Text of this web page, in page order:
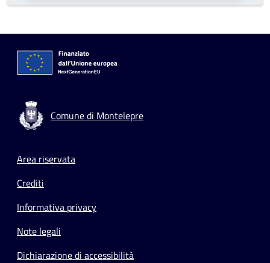
Comune di Montelepre
Footer menu
Area riservata
Crediti
Informativa privacy
Note legali
Dichiarazione di accessibilità